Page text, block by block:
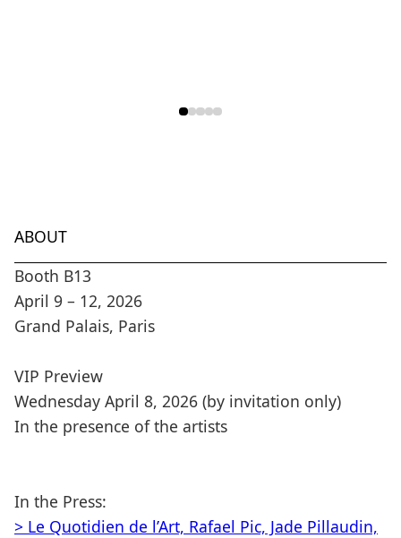
ABOUT
Booth B13
April 9 – 12, 2026
Grand Palais, Paris
VIP Preview
Wednesday April 8, 2026 (by invitation only)
In the presence of the artists
In the Press:
> Le Quotidien de l’Art, Rafael Pic, Jade Pillaudin,